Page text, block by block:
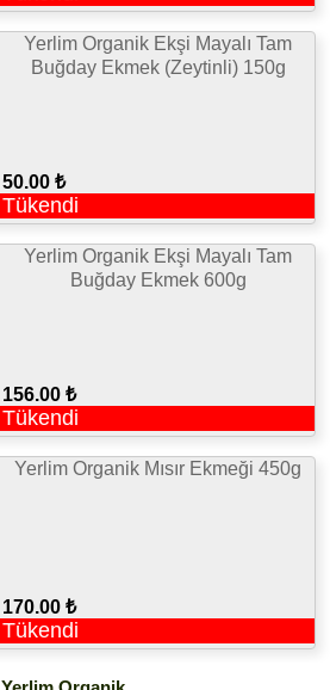
Yerlim Organik Ekşi Mayalı Tam
Buğday Ekmek (Zeytinli) 150g
50.00 ₺
Tükendi
Yerlim Organik Ekşi Mayalı Tam
Buğday Ekmek 600g
156.00 ₺
Tükendi
Yerlim Organik Mısır Ekmeği 450g
170.00 ₺
Tükendi